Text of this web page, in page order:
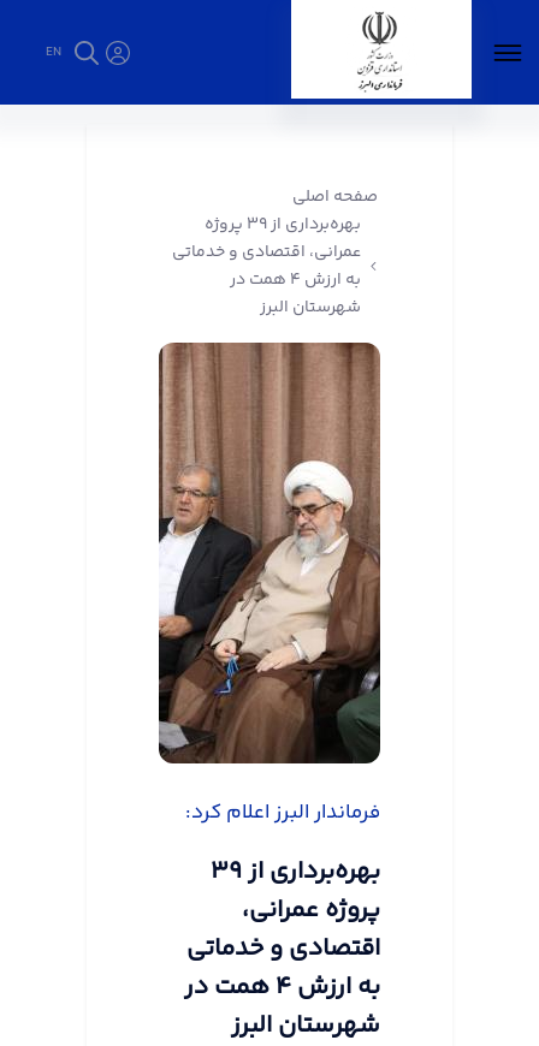
EN
صفحه اصلی
بهره‌برداری از ۳۹ پروژه
عمرانی، اقتصادی و خدماتی
به ارزش ۴ همت در
شهرستان البرز
فرماندار البرز اعلام کرد:
بهره‌برداری از ۳۹
پروژه عمرانی،
اقتصادی و خدماتی
به ارزش ۴ همت در
شهرستان البرز